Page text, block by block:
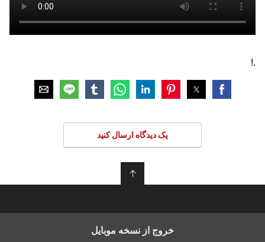
.!
یک دیدگاه ارسال کنید
↑
خروج از نسخه موبایل